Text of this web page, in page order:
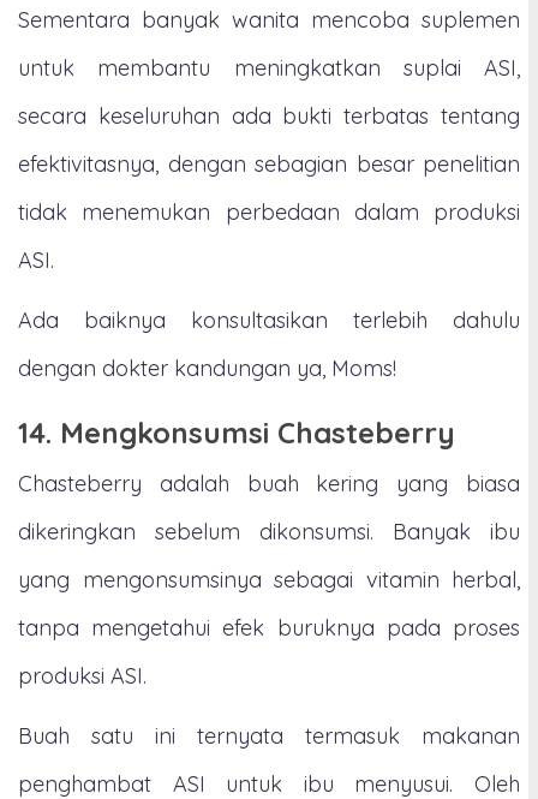
Sementara banyak wanita mencoba suplemen
untuk membantu meningkatkan suplai ASI,
secara keseluruhan ada bukti terbatas tentang
efektivitasnya, dengan sebagian besar penelitian
tidak menemukan perbedaan dalam produksi
ASI.
Ada baiknya konsultasikan terlebih dahulu
dengan dokter kandungan ya, Moms!
14. Mengkonsumsi Chasteberry
Chasteberry adalah buah kering yang biasa
dikeringkan sebelum dikonsumsi. Banyak ibu
yang mengonsumsinya sebagai vitamin herbal,
tanpa mengetahui efek buruknya pada proses
produksi ASI.
Buah satu ini ternyata termasuk makanan
penghambat ASI untuk ibu menyusui. Oleh